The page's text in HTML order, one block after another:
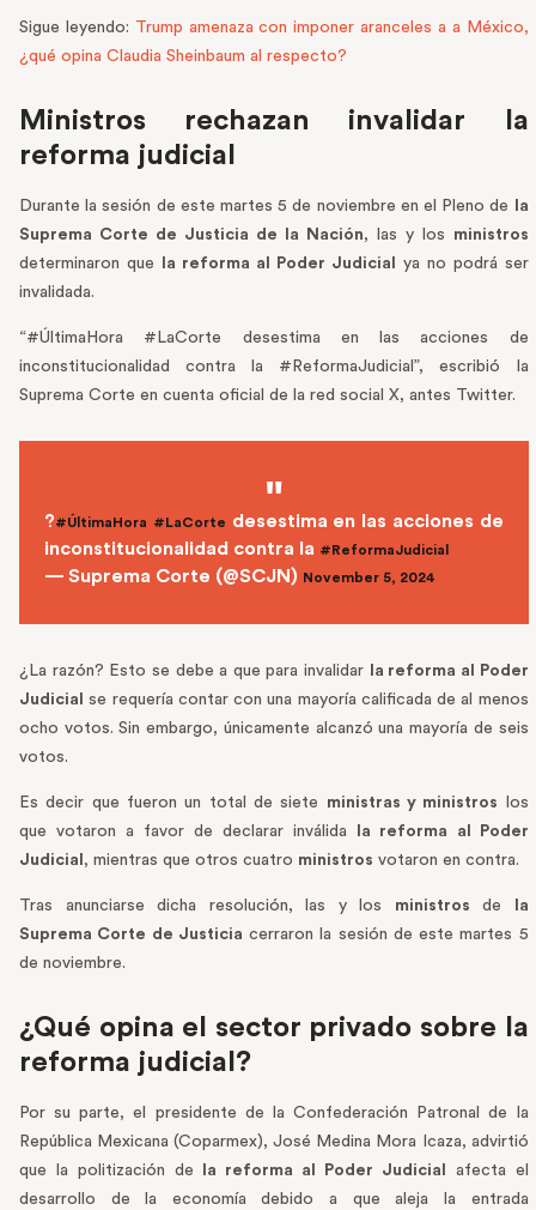
Sigue leyendo: Trump amenaza con imponer aranceles a a México,
¿qué opina Claudia Sheinbaum al respecto?
Ministros rechazan invalidar la
reforma judicial
Durante la sesión de este martes 5 de noviembre en el Pleno de
la
Suprema Corte de Justicia de la Nación, las y los ministros
determinaron que
la reforma al Poder Judicial
ya no podrá ser
invalidada.
“#ÚltimaHora #LaCorte desestima en las acciones de
inconstitucionalidad contra la #ReformaJudicial”, escribió la
Suprema Corte en cuenta oficial de la red social X, antes Twitter.
?#ÚltimaHora #LaCorte desestima en las acciones de
inconstitucionalidad contra la #ReformaJudicial
— Suprema Corte (@SCJN) November 5, 2024
¿La razón? Esto se debe a que para invalidar
la reforma al Poder
Judicial
se requería contar con una mayoría calificada de al menos
ocho votos. Sin embargo, únicamente alcanzó una mayoría de seis
votos.
Es decir que fueron un total de siete ministras y ministros los
que votaron a favor de declarar inválida
la reforma al Poder
Judicial , mientras que otros cuatro ministros votaron en contra.
Tras anunciarse dicha resolución, las y los ministros de
la
Suprema Corte de Justicia cerraron la sesión de este martes 5
de noviembre.
¿Qué opina el sector privado sobre la
reforma judicial?
Por su parte, el presidente de la Confederación Patronal de la
República Mexicana (Coparmex), José Medina Mora Icaza, advirtió
que la politización de
la reforma al Poder Judicial
afecta el
desarrollo de la economía debido a que aleja la entrada